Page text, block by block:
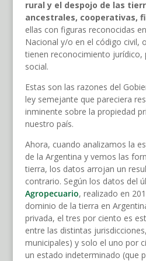
rural y el despojo de las
ancestrales, cooperativas,
ellas con figuras reconocidas
Nacional y/o en el código civil,
tienen reconocimiento jurídico,
social.
Estas son las razones del
ley semejante que pareciera
inminente sobre la propiedad
nuestro país.
Ahora, cuando analizamos la
de la Argentina y vemos las
tierra, los datos arrojan un
contrario. Según los datos del
Agropecuario, realizado en
dominio de la tierra en
privada, el tres por ciento es
entre las distintas
municipales) y solo el uno por
un estado indeterminado (que